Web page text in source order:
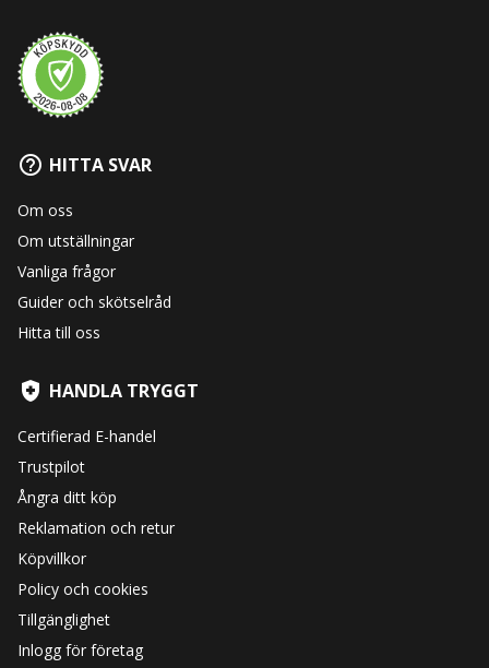
HITTA SVAR
Om oss
Om utställningar
Vanliga frågor
Guider och skötselråd
Hitta till oss
HANDLA TRYGGT
Certifierad E-handel
Trustpilot
Ångra ditt köp
Reklamation och retur
Köpvillkor
Policy och cookies
Tillgänglighet
Inlogg för företag